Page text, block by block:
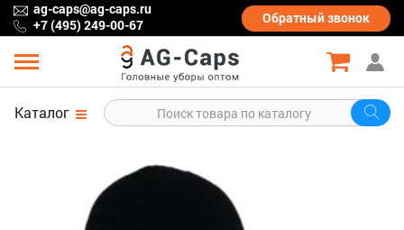
ag-caps@ag-caps.ru
+7 (495) 249-00-67
Обратныйзвонок
Каталог